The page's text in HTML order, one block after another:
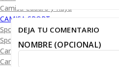
Camisa Cuadro y Raya
CAMISA SPORT
Sport Lisas
Sport Diseño
Camiseta Lisa
Camiseta Diseño
DEJA TU COMENTARIO
NOMBRE (OPCIONAL)